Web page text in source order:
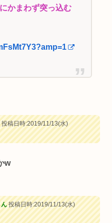
かまわず突っ込む
投稿日時:2019/11/13(水)
w
ん投稿日時:2019/11/13(水)